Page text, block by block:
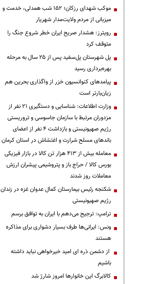
موکب شهدای رزکان؛ ۱۵۲ شب همدلی، خدمت و
میزبانی از مردم ولایت‌مدار شهریار
رویترز: هشدار صریح ایران خطر شروع جنگ را
متوقف کرد
پل شهرستان پل‌سفید پس از ۲۵ سال به مرحله
بهره‌برداری رسید
پیامدهای کنوانسیون خزر از واگذاری بحرین هم
زیان‌بارتر است
وزارت اطلاعات: شناسایی و دستگیری ۲۱ نفر از
مزدوران مرتبط با سازمان جاسوسی و تروریستی
رژیم صهیونیستی و بازداشت ۴ نفر از اعضای
باندهای مسلح شرارت و اغتشاش در استان کرمان
معامله بیش از ۴۱۳ هزار تن کالا در بازار فیزیکی
بورس کالا / حراج باز و پتروشیمی پیشران ارزش
معاملات روز شدند
شکنجه رئیس بیمارستان کمال عدوان غزه در زندان
رژیم صهیونیستی
ترامپ: ترجیح می‌دهم با ایران به توافق برسم
ونس: ایرانی‌ها طرف بسیار دشواری برای مذاکره
هستند
از دشمن ذره ای امید خیرخواهی نباید داشته
باشیم
کالابرگ این خانوارها امروز شارژ شد